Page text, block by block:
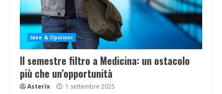
Idee & Opinioni
Il semestre filtro a Medicina: un ostacolo
più che un’opportunità
Asterix 1 settembre 2025